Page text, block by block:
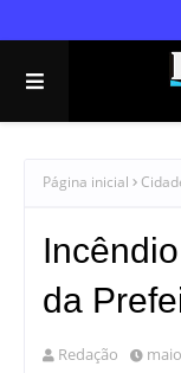
Página inicial
da
Redação